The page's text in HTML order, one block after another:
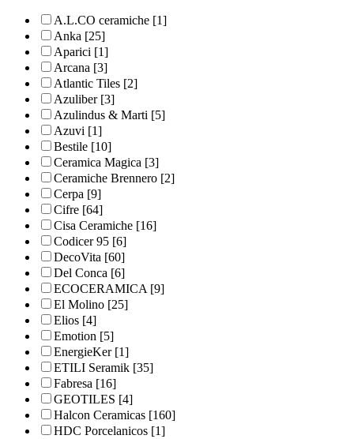
A.L.CO ceramiche [1]
Anka [25]
Aparici [1]
Arcana [3]
Atlantic Tiles [2]
Azuliber[3]
Azulindus & Marti [5]
Azuvi [1]
Bestile [10]
Ceramica Magica [3]
Ceramiche Brennero [2]
Cerpa [9]
Cifre [64]
Cisa Ceramiche [16]
Codicer 95 [6]
DecoVita [60]
Del Conca [6]
ECOCERAMICA[9]
El Molino [25]
Elios [4]
Emotion [5]
EnergieKer[1]
ETILI Seramik [35]
Fabresa [16]
GEOTILES [4]
Halcon Ceramicas [160]
HDC Porcelanicos [1]